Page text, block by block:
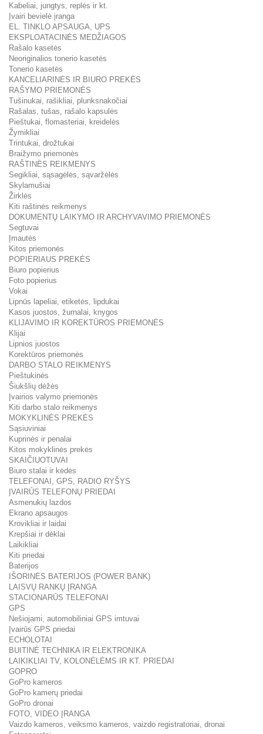
Kabeliai, jungtys, replės ir kt.
Įvairi bevielė įranga
EL. TINKLO APSAUGA, UPS
EKSPLOATACINĖS MEDŽIAGOS
Rašalo kasetės
Neoriginalios tonerio kasetės
Tonerio kasetės
KANCELIARINĖS IR BIURO PREKĖS
RAŠYMO PRIEMONĖS
Tušinukai, rašikliai, plunksnakočiai
Rašalas, tušas, rašalo kapsulės
Pieštukai, flomasteriai, kreidelės
Žymikliai
Trintukai, drožtukai
Braižymo priemonės
RAŠTINĖS REIKMENYS
Segikliai, sąsagėlės, sąvaržėlės
Skylamušiai
Žirklės
Kiti raštinės reikmenys
DOKUMENTŲ LAIKYMO IR ARCHYVAVIMO PRIEMONĖS
Segtuvai
Įmautės
Kitos priemonės
POPIERIAUS PREKĖS
Biuro popierius
Foto popierius
Vokai
Lipnūs lapeliai, etiketės, lipdukai
Kasos juostos, žurnalai, knygos
KLIJAVIMO IR KOREKTŪROS PRIEMONĖS
Klijai
Lipnios juostos
Korektūros priemonės
DARBO STALO REIKMENYS
Pieštukinės
Šiukšlių dėžės
Įvairios valymo priemonės
Kiti darbo stalo reikmenys
MOKYKLINĖS PREKĖS
Sąsiuviniai
Kuprinės ir penalai
Kitos mokyklinės prekės
SKAIČIUOTUVAI
Biuro stalai ir kėdės
TELEFONAI, GPS, RADIO RYŠYS
ĮVAIRŪS TELEFONŲ PRIEDAI
Asmenukių lazdos
Ekrano apsaugos
Krovikliai ir laidai
Krepšiai ir dėklai
Laikikliai
Kiti priedai
Baterijos
IŠORINĖS BATERIJOS (POWER BANK)
LAISVŲ RANKŲ ĮRANGA
STACIONARŪS TELEFONAI
GPS
Nešiojami, automobiliniai GPS imtuvai
Įvairūs GPS priedai
ECHOLOTAI
BUITINĖ TECHNIKA IR ELEKTRONIKA
LAIKIKLIAI TV, KOLONĖLĖMS IR KT. PRIEDAI
GOPRO
GoPro kameros
GoPro kamerų priedai
GoPro dronai
FOTO, VIDEO ĮRANGA
Vaizdo kameros, veiksmo kameros, vaizdo registratoriai, dronai